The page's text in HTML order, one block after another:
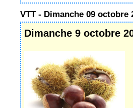
VTT - Dimanche 09 octobre
Dimanche 9 octobre